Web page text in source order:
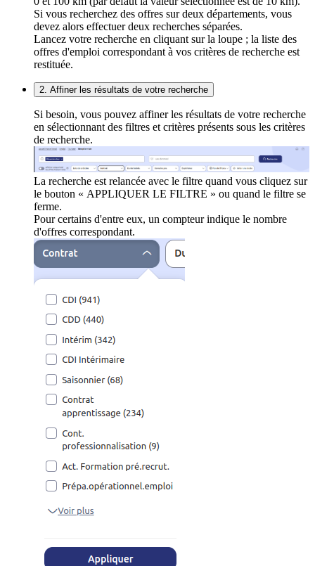
Si vous recherchez des offres sur deux départements, vous
devez alors effectuer deux recherches séparées.
Lancez votre recherche en cliquant sur la loupe ; la liste des
offres d'emploi correspondant à vos critères de recherche est
restituée.
2. Affiner les résultats de votre recherche
Si besoin, vous pouvez affiner les résultats de votre recherche
en sélectionnant des filtres et critères présents sous les critères
de recherche.
La recherche est relancée avec le filtre quand vous cliquez sur
le bouton « APPLIQUER LE FILTRE » ou quand le filtre se
ferme.
Pour certains d'entre eux, un compteur indique le nombre
d'offres correspondant.